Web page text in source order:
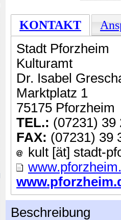
KONTAKT
Stadt Pforzheim
Kulturamt
Dr. Isabel
Marktplatz 1
75175 Pforzheim
TEL.: (07231) 39
FAX: (07231) 39
kult [ät] stadt-
Beschreibung